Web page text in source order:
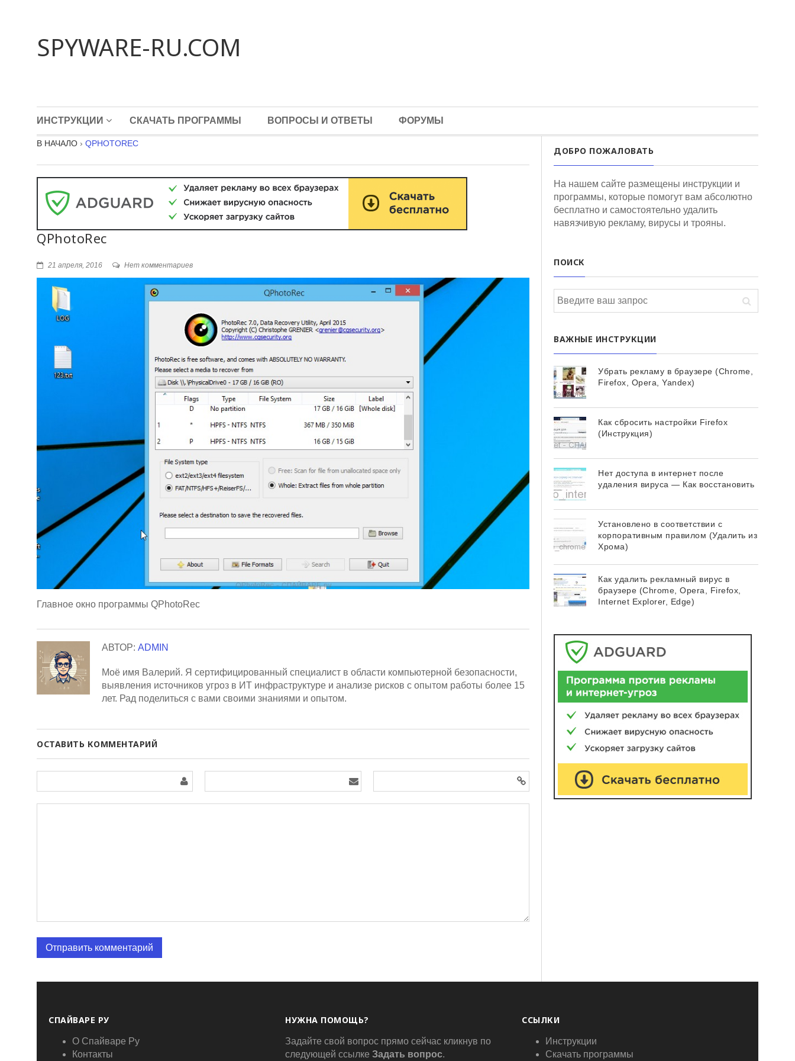
SPYWARE-RU.COM
ИНСТРУКЦИИ СКАЧАТЬ ПРОГРАММЫ ВОПРОСЫ И ОТВЕТЫ ФОРУМЫ
В НАЧАЛО › QPHOTOREC
QPhotoRec
21 апреля, 2016 Нет комментариев
Главное окно программы QPhotoRec
АВТОР: ADMIN
Моё имя Валерий. Я сертифицированный специалист в области компьютерной безопасности,
выявления источников угроз в ИТ инфраструктуре и анализе рисков с опытом работы более 15
лет. Рад поделиться с вами своими знаниями и опытом.
ОСТАВИТЬ КОММЕНТАРИЙ
ДОБРО ПОЖАЛОВАТЬ
На нашем сайте размещены инструкции и
программы, которые помогут вам абсолютно
бесплатно и самостоятельно удалить
навязчивую рекламу, вирусы и трояны.
ПОИСК
ВАЖНЫЕ ИНСТРУКЦИИ
Убрать рекламу в браузере (Chrome,
Firefox, Opera, Yandex)
Как сбросить настройки Firefox
(Инструкция)
Нет доступа в интернет после
удаления вируса — Как восстановить
Установлено в соответствии с
корпоративным правилом (Удалить из
Хрома)
Как удалить рекламный вирус в
браузере (Chrome, Opera, Firefox,
Internet Explorer, Edge)
СПАЙВАРЕ РУ
О Спайваре Ру
Контакты
НУЖНА ПОМОЩЬ?
Задайте свой вопрос прямо сейчас кликнув по
следующей ссылке Задать вопрос.
ССЫЛКИ
Инструкции
Скачать программы